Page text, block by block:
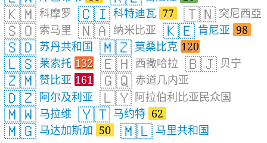
🇰🇲 科摩罗 🇨🇮 科特迪瓦 77 🇹🇳 突尼西亞
🇸🇴 索马里 🇳🇦 纳米比亚 🇰🇪 肯尼亚 98
🇸🇩 苏丹共和国 🇲🇿 莫桑比克 120
🇱🇸 莱索托 132 🇪🇭 西撒哈拉 🇧🇯 贝宁
🇿🇲 赞比亚 161 🇬🇶 赤道几内亚
🇩🇿 阿尔及利亚 🇱🇾 阿拉伯利比亚民众国
🇲🇼 马拉维 🇾🇹 马约特 62
🇲🇬 马达加斯加 50 🇲🇱 马里共和国